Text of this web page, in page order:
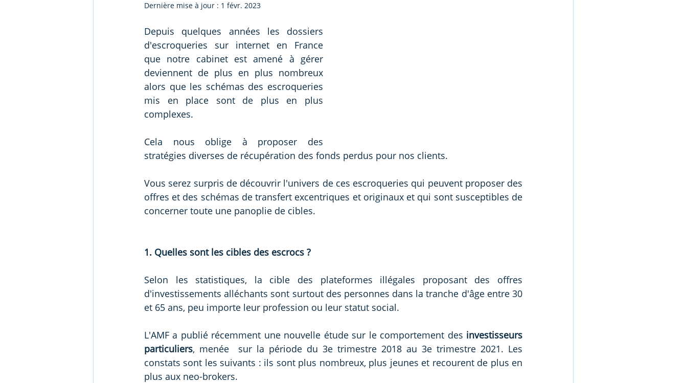
Dernière mise à jour : 1 févr. 2023
Depuis quelques années les dossiers
d'escroqueries sur internet en France
que notre cabinet est amené à gérer
deviennent de plus en plus nombreux
alors que les schémas des escroqueries
mis en place sont de plus en plus
complexes.
Cela nous oblige à proposer des
stratégies diverses de récupération des fonds perdus pour nos clients.
Vous serez surpris de découvrir l'univers de ces escroqueries qui peuvent proposer des
offres et des schémas de transfert excentriques et originaux et qui sont susceptibles de
concerner toute une panoplie de cibles.
1. Quelles sont les cibles des escrocs ?
Selon les statistiques, la cible des plateformes illégales proposant des offres
d'investissements alléchants sont surtout des personnes dans la tranche d'âge entre 30
et 65 ans, peu importe leur profession ou leur statut social.
L'AMF a publié récemment une nouvelle étude sur le comportement des investisseurs
particuliers, menée  sur la période du 3e trimestre 2018 au 3e trimestre 2021. Les
constats sont les suivants : ils sont plus nombreux, plus jeunes et recourent de plus en
plus aux neo-brokers.